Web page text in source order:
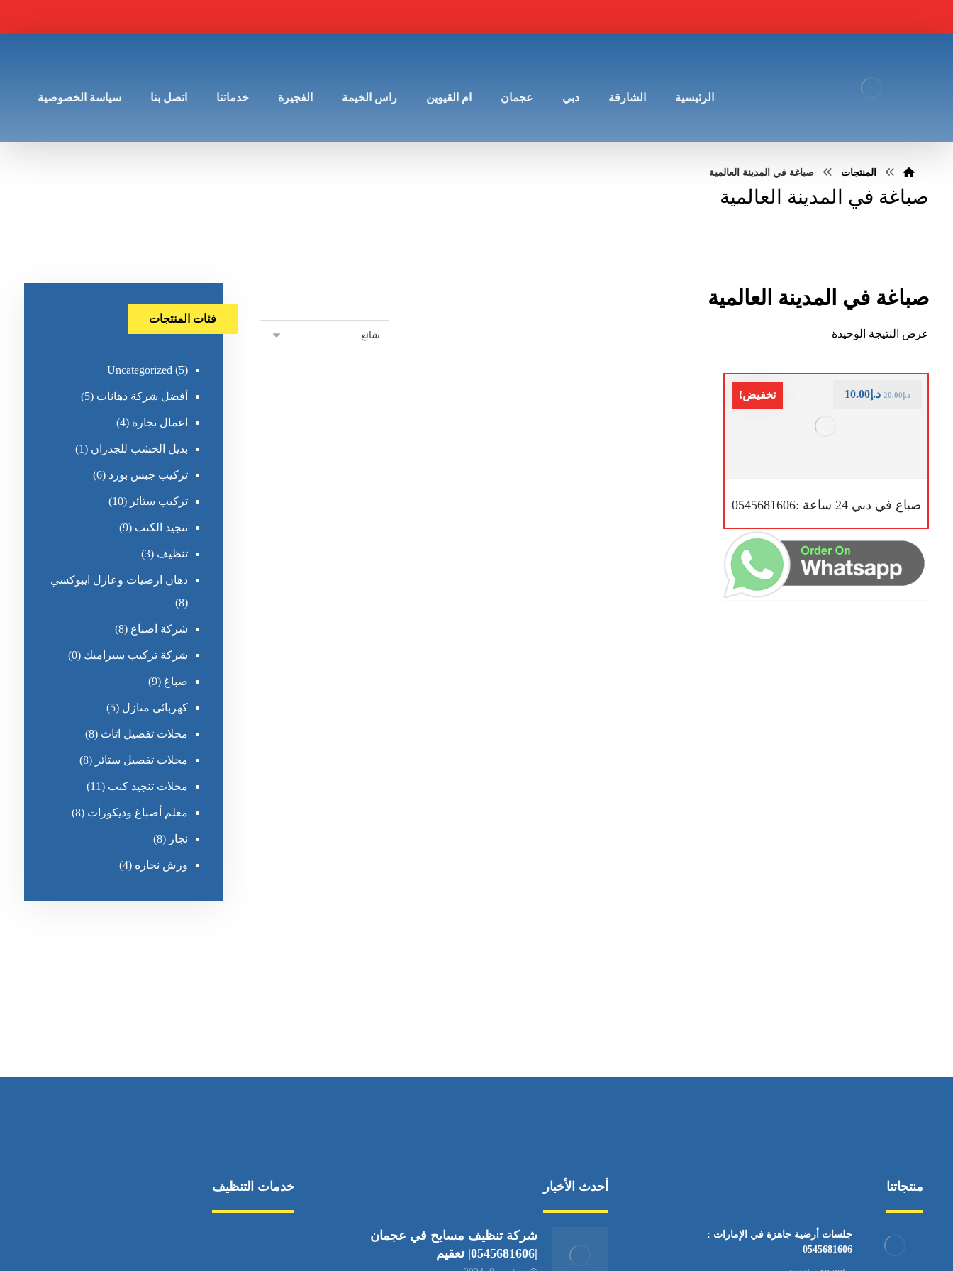
الرئيسية الشارقة دبي عجمان ام القيوين راس الخيمة الفجيرة خدماتنا اتصل بنا سياسة الخصوصية
المنتجات صباغة في المدينة العالمية
صباغة في المدينة العالمية
صباغة في المدينة العالمية
عرض النتيجة الوحيدة
تخفيض!
صباغ في دبي 24 ساعة :0545681606
د.إ20.00 د.إ 10.00
فئات المنتجات
Uncategorized (5)
أفضل شركة دهانات (5)
اعمال نجارة (4)
بديل الخشب للجدران (1)
تركيب جبس بورد (6)
تركيب ستائر (10)
تنجيد الكنب (9)
تنظيف (3)
دهان ارضيات وعازل ايبوكسي
(8)
شركة اصباغ (8)
شركة تركيب سيراميك (0)
صباغ (9)
كهربائي منازل (5)
محلات تفصيل اثاث (8)
محلات تفصيل ستائر (8)
محلات تنجيد كنب (11)
معلم أصباغ وديكورات (8)
نجار (8)
ورش نجاره (4)
منتجاتنا
جلسات أرضية جاهزة في الإمارات :
0545681606
أحدث الأخبار
شركة تنظيف مسابح في عجمان
|0545681606| تعقيم
خدمات التنظيف